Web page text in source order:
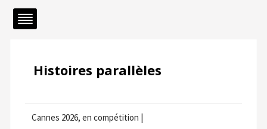
Histoires parallèles
Cannes 2026, en compétition |